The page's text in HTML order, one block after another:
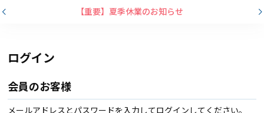
【重要】夏季休業のお知らせ
ログイン
会員のお客様
メールアドレスとパスワードを入力してログインしてください。